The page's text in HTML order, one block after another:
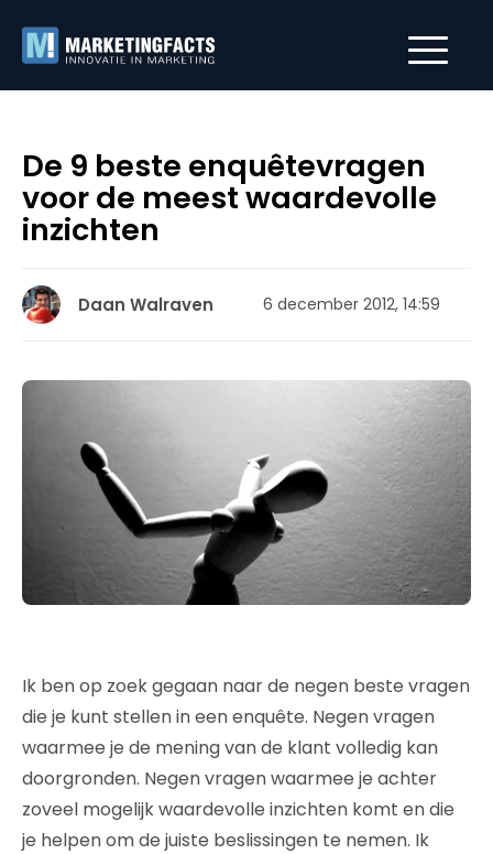
De 9 beste enquêtevragen
voor de meest waardevolle
inzichten
Daan Walraven 6 december 2012, 14:59
Ik ben op zoek gegaan naar de negen beste vragen
die je kunt stellen in een enquête. Negen vragen
waarmee je de mening van de klant volledig kan
doorgronden. Negen vragen waarmee je achter
zoveel mogelijk waardevolle inzichten komt en die
je helpen om de juiste beslissingen te nemen. Ik